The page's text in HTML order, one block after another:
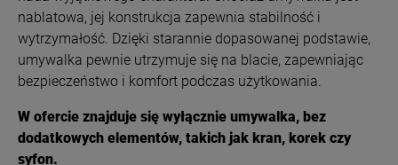
nablatowa, jej konstrukcja zapewnia stabilność i
wytrzymałość. Dzięki starannie dopasowanej podstawie,
umywalka pewnie utrzymuje się na blacie, zapewniając
bezpieczeństwo i komfort podczas użytkowania.
W ofercie znajduje się wyłącznie umywalka, bez
dodatkowych elementów, takich jak kran, korek czy
syfon.